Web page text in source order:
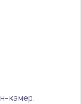
камер.